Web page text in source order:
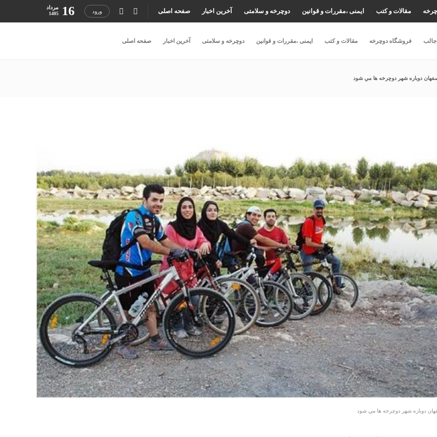
صفحه اصلی آخرین اخبار دوچرخه و سلامتی ایمنی ،مقررات و قوانین مقالات و کتب ورود 16 مرداد
1405
صفحه اصلی آخرین اخبار دوچرخه و سلامتی ایمنی ،مقررات و قوانین مقالات و کتب فروشگاه دوچرخه جالب
دوباره شهر دوچرخه ها مي شود
دوباره شهر دوچرخه ها مي شود